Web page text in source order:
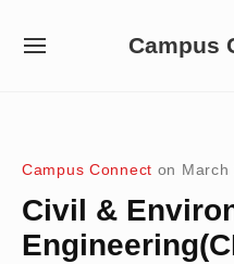
Campus
SITE
Campus Connect on March
Civil &